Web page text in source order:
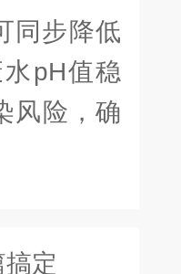
同步降低
pH值稳
风险，确
定